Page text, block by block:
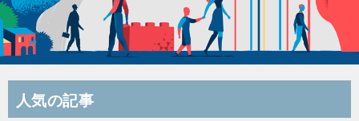
人気の記事